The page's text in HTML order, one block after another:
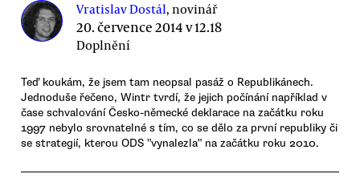
Vratislav Dostál, novinář
20. července 2014 v 12.18
Doplnění
Teď koukám, že jsem tam neopsal pasáž o Republikánech.
Jednoduše řečeno, Wintr tvrdí, že jejich počínání například v
čase schvalování Česko-německé deklarace na začátku roku
1997 nebylo srovnatelné s tím, co se dělo za první republiky či
se strategií, kterou ODS "vynalezla" na začátku roku 2010.